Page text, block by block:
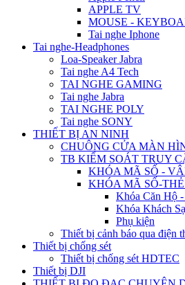
APPLE TV
MOUSE -
Tai nghe Iphone
Tai nghe-Headphones
Loa-Speaker Jabra
Tai nghe A4 Tech
TAI NGHE GAMING
Tai nghe Jabra
TAI NGHE POLY
Tai nghe SONY
THIẾT BỊ AN NINH
CHUÔNG CỬA MÀN
TB KIỂM SOÁT TRUY
KHÓA MÃ SỐ -
KHÓA MÃ SỐ-
Khóa Căn Hộ
Khóa Khách
Phụ kiện
Thiết bị cảnh báo qua điện
Thiết bị chống sét
Thiết bị chống sét HDTEC
Thiết bị DJI